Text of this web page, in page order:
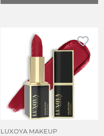
favorite_border
LUXOYA MAKEUP